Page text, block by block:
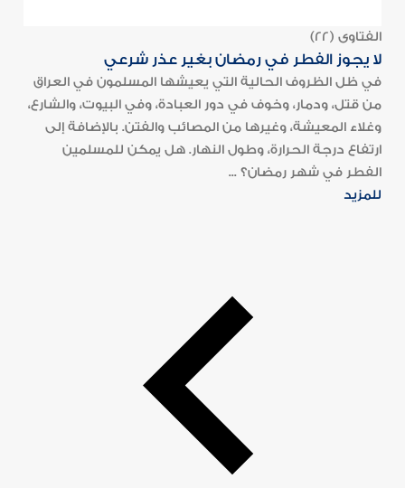
الفتاوى (22)
لا يجوز الفطر في رمضان بغير عذر شرعي
في ظل الظروف الحالية التي يعيشها المسلمون في العراق
من قتل، ودمار، وخوف في دور العبادة، وفي البيوت، والشارع،
وغلاء المعيشة، وغيرها من المصائب والفتن. بالإضافة إلى
ارتفاع درجة الحرارة، وطول النهار. هل يمكن للمسلمين
الفطر في شهر رمضان؟ ...
للمزيد